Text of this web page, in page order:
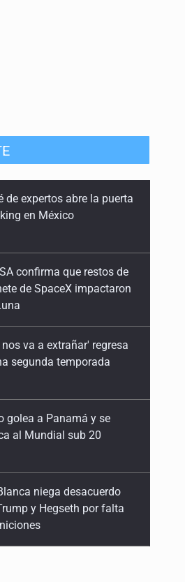
a Víctimas
del
confirma que restos de
de SpaceX impactaron
va a extrañar' regresa
segunda temporada
golea a Panamá y se
al Mundial sub 20
niega desacuerdo
y Hegseth por falta
comité ciudadano para
liberación de Ernesto